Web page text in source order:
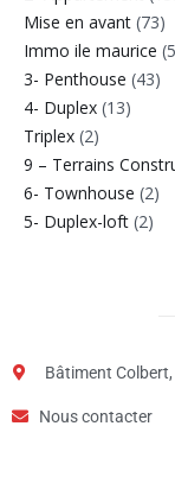
Mise en avant (73)
Immo ile maurice
3- Penthouse (43)
4- Duplex (13)
Triplex (2)
9 – Terrains
6- Townhouse (2)
5- Duplex-loft (2)
Bâtiment
Nous contacter